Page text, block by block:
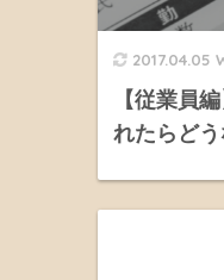
2017.04.05
【従業員
れたらど